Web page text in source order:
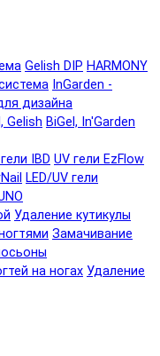
Gelish DIP HARMONY
InGarden -
дизайна
Gelish BiGel, In'Garden
IBD UV гели EzFlow
LED/UV гели
Удаление кутикулы
Замачивание
на ногах Удаление